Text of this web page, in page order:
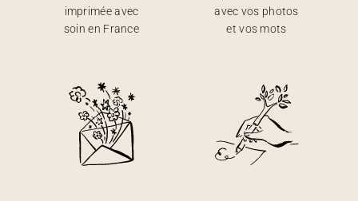
imprimée avec
soin en France
avec vos photos
et vos mots